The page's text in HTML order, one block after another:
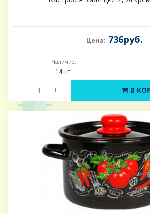
Цена: 736руб.
Наличие:
14шт.
- + В